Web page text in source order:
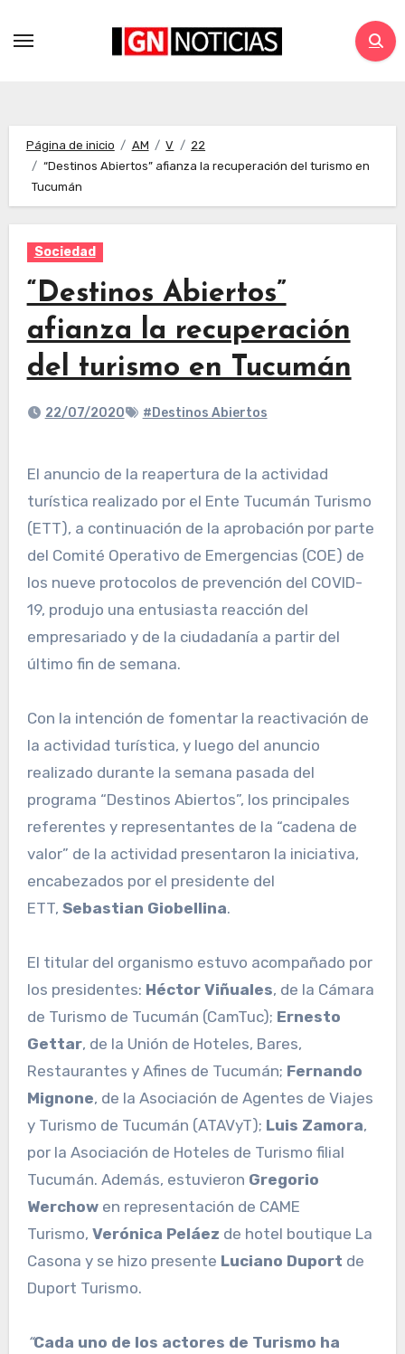
Página de inicio AM V
22
“Destinos Abiertos” afianza la recuperación del turismo en
Tucumán
Sociedad
“Destinos Abiertos”
afianza la recuperación
del turismo en Tucumán
22/07/2020 #Destinos Abiertos
El anuncio de la reapertura de la actividad
turística realizado por el Ente Tucumán Turismo
(ETT), a continuación de la aprobación por parte
del Comité Operativo de Emergencias (COE) de
los nueve protocolos de prevención del COVID-
19, produjo una entusiasta reacción del
empresariado y de la ciudadanía a partir del
último fin de semana.
Con la intención de fomentar la reactivación de
la actividad turística, y luego del anuncio
realizado durante la semana pasada del
programa “Destinos Abiertos”, los principales
referentes y representantes de la “cadena de
valor” de la actividad presentaron la iniciativa,
encabezados por el presidente del
ETT, Sebastian Giobellina.
El titular del organismo estuvo acompañado por
los presidentes: Héctor Viñuales, de la Cámara
de Turismo de Tucumán (CamTuc); Ernesto
Gettar, de la Unión de Hoteles, Bares,
Restaurantes y Afines de Tucumán; Fernando
Mignone, de la Asociación de Agentes de Viajes
y Turismo de Tucumán (ATAVyT); Luis Zamora,
por la Asociación de Hoteles de Turismo filial
Tucumán. Además, estuvieron Gregorio
Werchowen representación de CAME
Turismo, Verónica Peláez de hotel boutique La
Casona y se hizo presente Luciano Duport de
Duport Turismo.
“Cada uno de los actores de Turismo ha